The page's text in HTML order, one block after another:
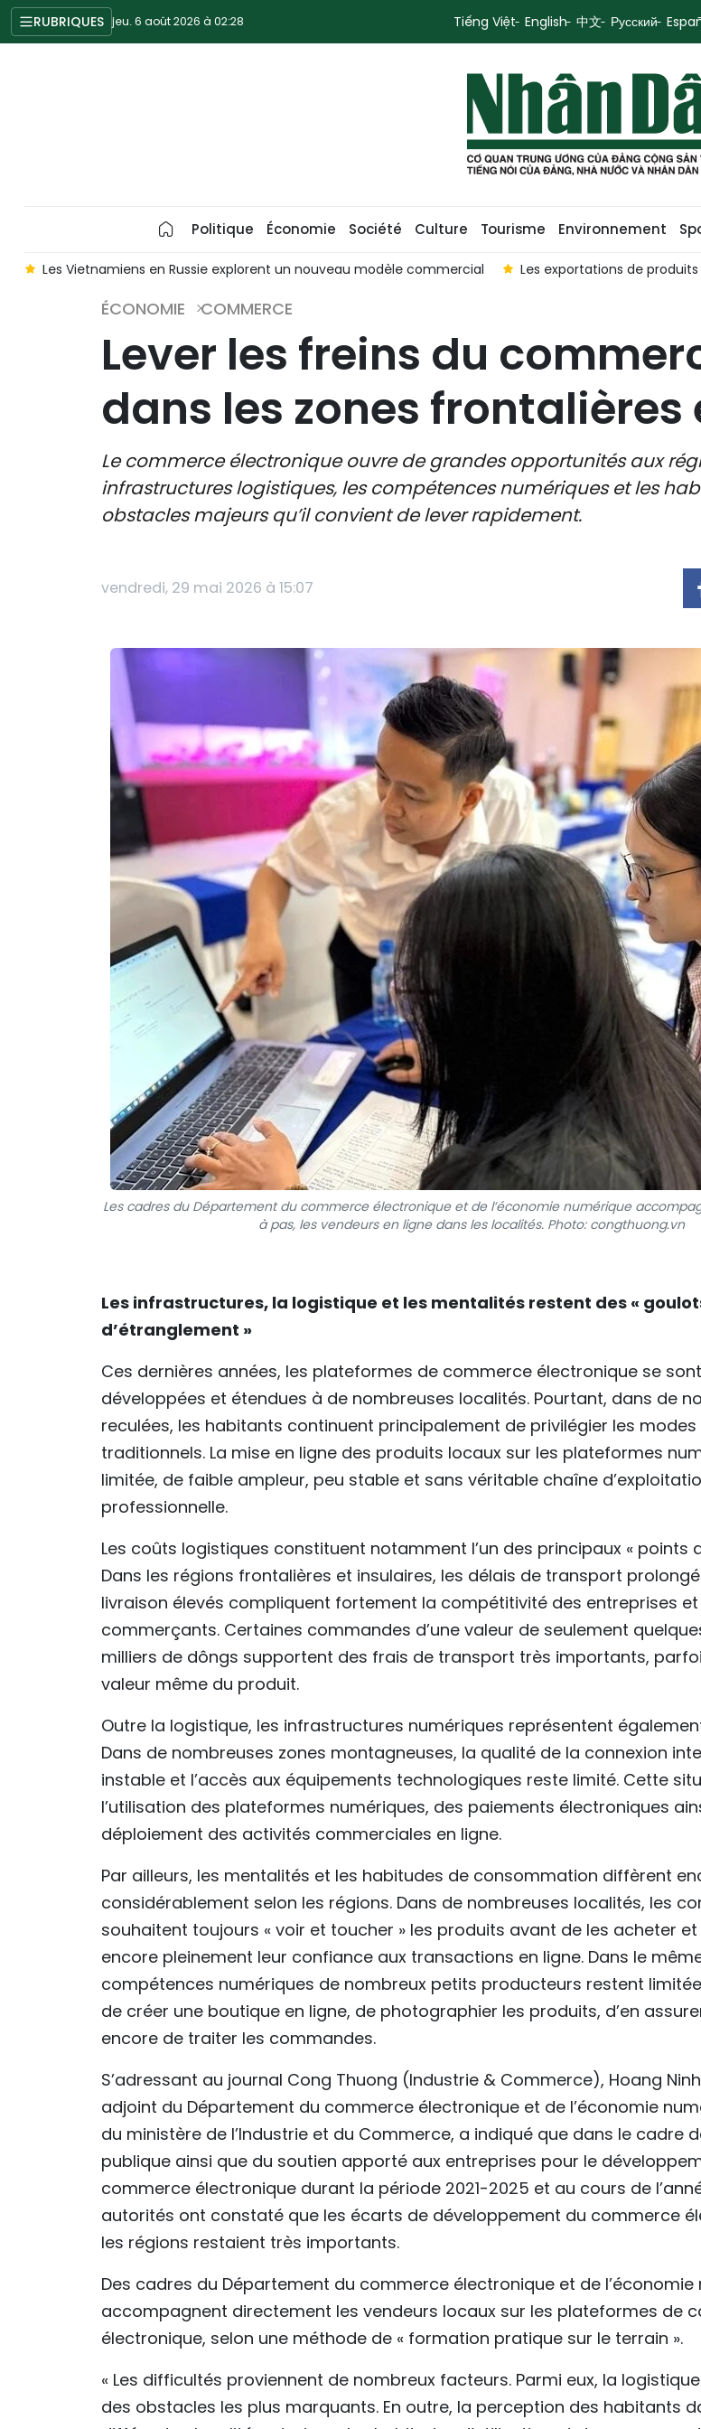
RUBRIQUES jeu. 6 août 2026 à 02:28 Tiếng Việt English 中文 Русский
Politique Économie Société Culture Tourisme Environnement
Les Vietnamiens en Russie explorent un nouveau modèle commercial Les exportations de
ÉCONOMIE COMMERCE
Lever les freins du
dans les zones
Le commerce électronique ouvre de grandes opportunités aux
infrastructures logistiques, les compétences numériques et les
obstacles majeurs qu’il convient de lever rapidement.
vendredi, 29 mai 2026 à 15:07
Les cadres du Département du commerce électronique et de l’économie numérique
à pas, les vendeurs en ligne dans les localités. Photo: congthuong.vn
Les infrastructures, la logistique et les mentalités restent des «
d’étranglement »
Ces dernières années, les plateformes de commerce électronique se
développées et étendues à de nombreuses localités. Pourtant, dans de
reculées, les habitants continuent principalement de privilégier les
traditionnels. La mise en ligne des produits locaux sur les plateformes
limitée, de faible ampleur, peu stable et sans véritable chaîne
professionnelle.
Les coûts logistiques constituent notamment l’un des principaux « points
Dans les régions frontalières et insulaires, les délais de transport
livraison élevés compliquent fortement la compétitivité des entreprises
commerçants. Certaines commandes d’une valeur de seulement
milliers de dôngs supportent des frais de transport très importants,
valeur même du produit.
Outre la logistique, les infrastructures numériques représentent
Dans de nombreuses zones montagneuses, la qualité de la connexion
instable et l’accès aux équipements technologiques reste limité. Cette
l’utilisation des plateformes numériques, des paiements électroniques
déploiement des activités commerciales en ligne.
Par ailleurs, les mentalités et les habitudes de consommation diffèrent
considérablement selon les régions. Dans de nombreuses localités, les
souhaitent toujours « voir et toucher » les produits avant de les acheter
encore pleinement leur confiance aux transactions en ligne. Dans le
compétences numériques de nombreux petits producteurs restent
de créer une boutique en ligne, de photographier les produits, d’en
encore de traiter les commandes.
S’adressant au journal Cong Thuong (Industrie & Commerce), Hoang
adjoint du Département du commerce électronique et de l’économie
du ministère de l’Industrie et du Commerce, a indiqué que dans le cadre
publique ainsi que du soutien apporté aux entreprises pour le
commerce électronique durant la période 2021-2025 et au cours de
autorités ont constaté que les écarts de développement du commerce
les régions restaient très importants.
Des cadres du Département du commerce électronique et de l’économie
accompagnent directement les vendeurs locaux sur les plateformes de
électronique, selon une méthode de « formation pratique sur le terrain ».
« Les difficultés proviennent de nombreux facteurs. Parmi eux, la
des obstacles les plus marquants. En outre, la perception des habitants